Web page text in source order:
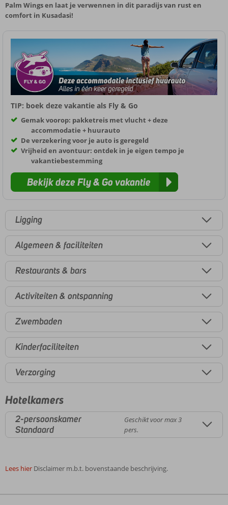
Palm Wings en laat je verwennen in dit paradijs van rust en
comfort in Kusadasi!
TIP: boek deze vakantie als Fly & Go
Gemak voorop: pakketreis met vlucht + deze
accommodatie + huurauto
De verzekering voor je auto is geregeld
Vrijheid en avontuur: ontdek in je eigen tempo je
vakantiebestemming
Bekijk deze Fly & Go vakantie
Ligging
Algemeen & faciliteiten
Restaurants & bars
Activiteiten & ontspanning
Zwembaden
Kinderfaciliteiten
Verzorging
Hotelkamers
2-persoonskamer
Standaard
Geschikt voor max 3
pers.
Lees hier Disclaimer m.b.t. bovenstaande beschrijving.